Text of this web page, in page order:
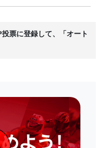
票に登録して、「オート